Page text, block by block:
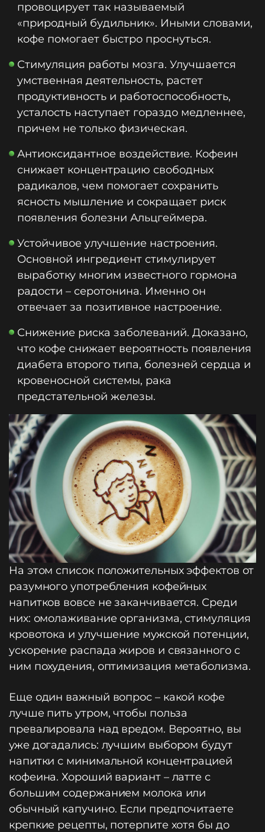
провоцирует так называемый
«природный будильник». Иными словами,
кофе помогает быстро проснуться.
Стимуляция работы мозга. Улучшается
умственная деятельность, растет
продуктивность и работоспособность,
усталость наступает гораздо медленнее,
причем не только физическая.
Антиоксидантное воздействие. Кофеин
снижает концентрацию свободных
радикалов, чем помогает сохранить
ясность мышление и сокращает риск
появления болезни Альцгеймера.
Устойчивое улучшение настроения.
Основной ингредиент стимулирует
выработку многим известного гормона
радости – серотонина. Именно он
отвечает за позитивное настроение.
Снижение риска заболеваний. Доказано,
что кофе снижает вероятность появления
диабета второго типа, болезней сердца и
кровеносной системы, рака
предстательной железы.
На этом список положительных эффектов от
разумного употребления кофейных
напитков вовсе не заканчивается. Среди
них: омолаживание организма, стимуляция
кровотока и улучшение мужской потенции,
ускорение распада жиров и связанного с
ним похудения, оптимизация метаболизма.
Еще один важный вопрос – какой кофе
лучше пить утром, чтобы польза
превалировала над вредом. Вероятно, вы
уже догадались: лучшим выбором будут
напитки с минимальной концентрацией
кофеина. Хороший вариант – латте с
большим содержанием молока или
обычный капучино. Если предпочитаете
крепкие рецепты, потерпите хотя бы до